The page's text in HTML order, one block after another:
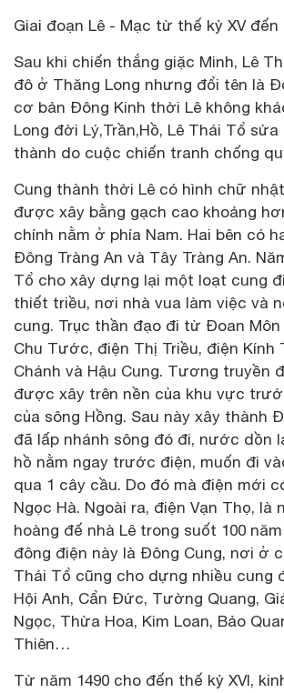
Giai đoạn Lê - Mạc từ thế kỷ XV đến
Sau khi chiến thắng giặc Minh, Lê
đô ở Thăng Long nhưng đổi tên là
cơ bản Đông Kinh thời Lê không
Long đời Lý,Trần,Hồ, Lê Thái Tổ
thành do cuộc chiến tranh chống
Cung thành thời Lê có hình chữ
được xây bằng gạch cao khoảng
chính nằm ở phía Nam. Hai bên có
Đông Tràng An và Tây Tràng An.
Tổ cho xây dựng lại một loạt cung
thiết triều, nơi nhà vua làm việc và
cung. Trục thần đạo đi từ Đoan
Chu Tước, điện Thị Triều, điện Kính
Chánh và Hậu Cung. Tương truyền
được xây trên nền của khu vực
của sông Hồng. Sau này xây thành
đã lấp nhánh sông đó đi, nước dồn
hồ nằm ngay trước điện, muốn đi
qua 1 cây cầu. Do đó mà điện mới
Ngọc Hà. Ngoài ra, điện Vạn Thọ, là
hoàng đế nhà Lê trong suốt 100
đông điện này là Đông Cung, nơi ở
Thái Tổ cũng cho dựng nhiều cung
Hội Anh, Cẩn Đức, Tường Quang,
Ngọc, Thừa Hoa, Kim Loan, Bảo
Thiên…
Từ năm 1490 cho đến thế kỷ XVI,